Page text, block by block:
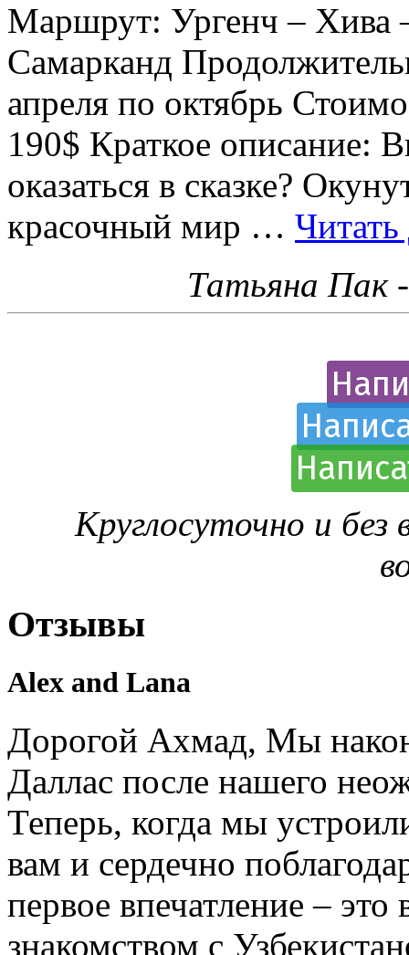
Маршрут: Ургенч – Хива
Самарканд
апреля по октябрь
190$ Краткое описание:
оказаться в сказке?
красочный мир …
Татьяна Пак
Круглосуточно и
Отзывы
Alex and Lana
Дорогой Ахмад, Мы
Даллас после нашего
Теперь, когда мы
вам и сердечно
первое впечатление –
знакомством с